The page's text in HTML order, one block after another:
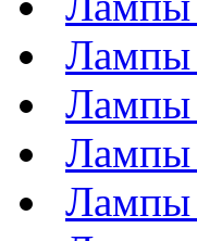
Лампы
Лампы
Лампы
Лампы